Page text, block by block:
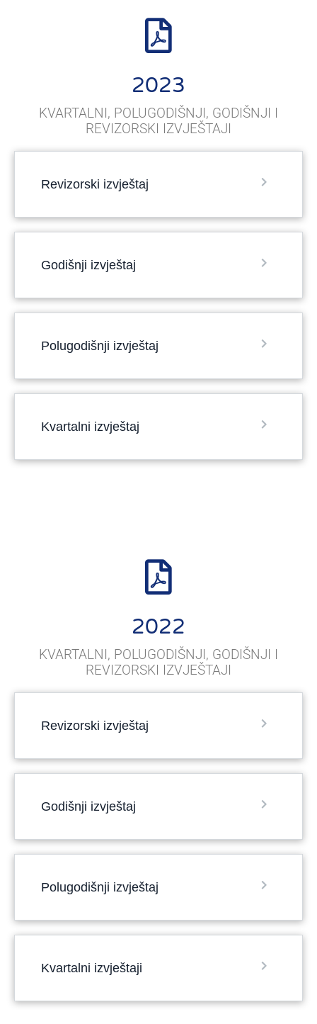
2023
KVARTALNI, POLUGODIŠNJI, GODIŠNJI I
REVIZORSKI IZVJEŠTAJI
Revizorski izvještaj
Godišnji izvještaj
Polugodišnji izvještaj
Kvartalni izvještaj
2022
KVARTALNI, POLUGODIŠNJI, GODIŠNJI I
REVIZORSKI IZVJEŠTAJI
Revizorski izvještaj
Godišnji izvještaj
Polugodišnji izvještaj
Kvartalni izvještaji